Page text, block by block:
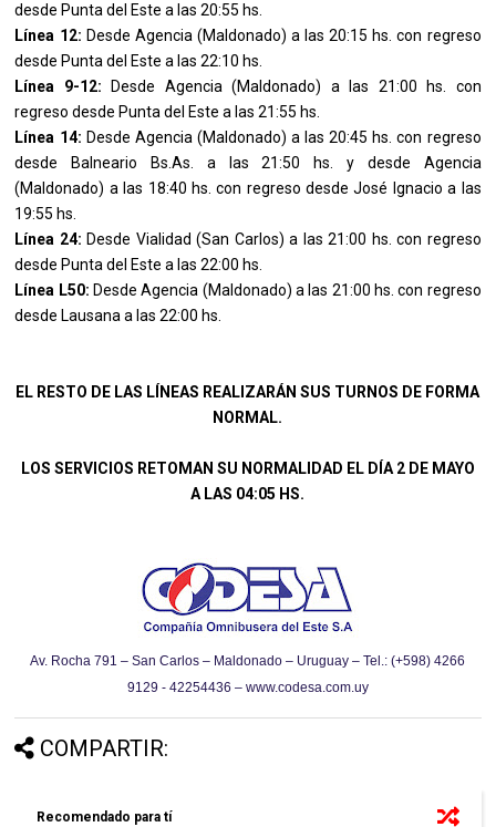
desde Punta del Este a las 20:55 hs.
Línea 12: Desde Agencia (Maldonado) a las 20:15 hs. con regreso
desde Punta del Este a las 22:10 hs.
Línea 9-12: Desde Agencia (Maldonado) a las 21:00 hs. con
regreso desde Punta del Este a las 21:55 hs.
Línea 14: Desde Agencia (Maldonado) a las 20:45 hs. con regreso
desde Balneario Bs.As. a las 21:50 hs. y desde Agencia
(Maldonado) a las 18:40 hs. con regreso desde José Ignacio a las
19:55 hs.
Línea 24: Desde Vialidad (San Carlos) a las 21:00 hs. con regreso
desde Punta del Este a las 22:00 hs.
Línea L50: Desde Agencia (Maldonado) a las 21:00 hs. con regreso
desde Lausana a las 22:00 hs.
EL RESTO DE LAS LÍNEAS REALIZARÁN SUS TURNOS DE FORMA
NORMAL.
LOS SERVICIOS RETOMAN SU NORMALIDAD EL DÍA 2 DE MAYO
A LAS 04:05 HS.
Av. Rocha 791 – San Carlos – Maldonado – Uruguay – Tel.: (+598) 4266
9129 - 42254436 – www.codesa.com.uy
COMPARTIR:
Recomendado para tí